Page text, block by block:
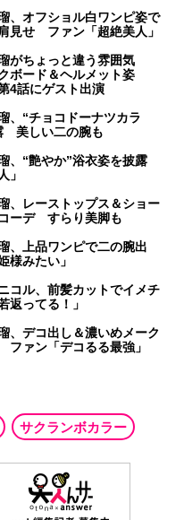
、オフショル白ワンピ姿で
見せ ファン「超絶美人」
がちょっと違う雰囲気
ボード＆ヘルメット姿
4話にゲスト出演
、“チョコドーナツカラ
美しい二の腕も
、“艶やか”浴衣姿を披露
」
、レーストップス＆ショー
ーデ すらり美脚も
、上品ワンピで二の腕出
様みたい」
コル、前髪カットでイメチ
ってる！」
、デコ出し＆濃いめメーク
ァン「デコるる最強」
サクランボカラー